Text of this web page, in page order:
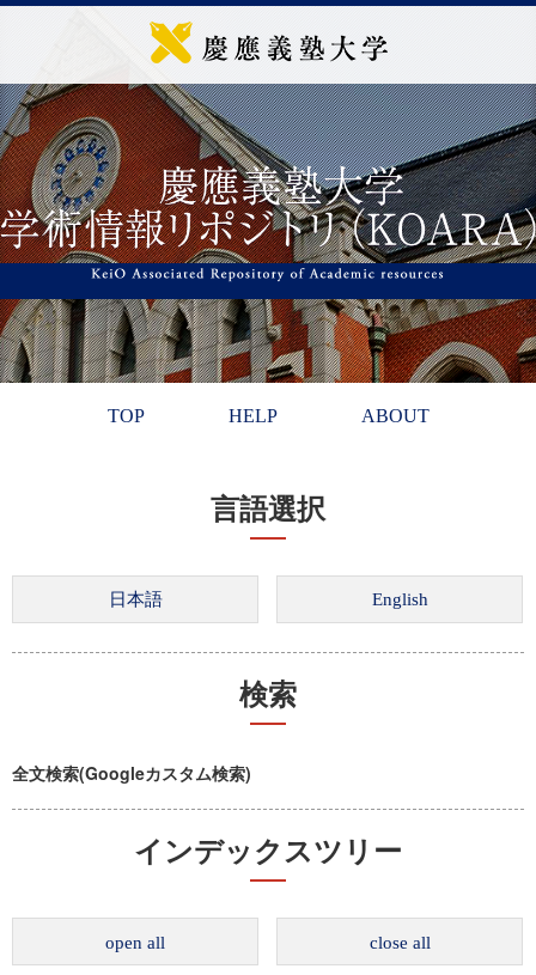
TOP HELP ABOUT
言語選択
検索
全文検索(Googleカスタム検索)
インデックスツリー
open all close all